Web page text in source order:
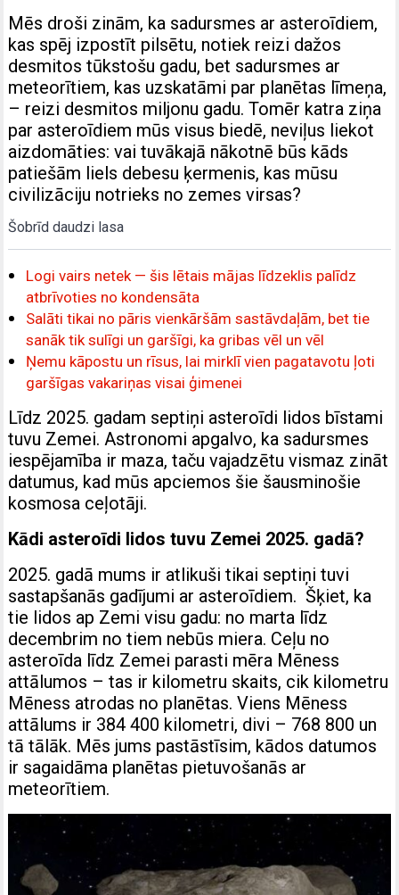
Mēs droši zinām, ka sadursmes ar asteroīdiem,
kas spēj izpostīt pilsētu, notiek reizi dažos
desmitos tūkstošu gadu, bet sadursmes ar
meteorītiem, kas uzskatāmi par planētas līmeņa,
– reizi desmitos miljonu gadu. Tomēr katra ziņa
par asteroīdiem mūs visus biedē, neviļus liekot
aizdomāties: vai tuvākajā nākotnē būs kāds
patiešām liels debesu ķermenis, kas mūsu
civilizāciju notrieks no zemes virsas?
Šobrīd daudzi lasa
Logi vairs netek — šis lētais mājas līdzeklis palīdz
atbrīvoties no kondensāta
Salāti tikai no pāris vienkāršām sastāvdaļām, bet tie
sanāk tik sulīgi un garšīgi, ka gribas vēl un vēl
Ņemu kāpostu un rīsus, lai mirklī vien pagatavotu ļoti
garšīgas vakariņas visai ģimenei
Līdz 2025. gadam septiņi asteroīdi lidos bīstami
tuvu Zemei. Astronomi apgalvo, ka sadursmes
iespējamība ir maza, taču vajadzētu vismaz zināt
datumus, kad mūs apciemos šie šausminošie
kosmosa ceļotāji.
Kādi asteroīdi lidos tuvu Zemei 2025. gadā?
2025. gadā mums ir atlikuši tikai septiņi tuvi
sastapšanās gadījumi ar asteroīdiem. Šķiet, ka
tie lidos ap Zemi visu gadu: no marta līdz
decembrim no tiem nebūs miera. Ceļu no
asteroīda līdz Zemei parasti mēra Mēness
attālumos – tas ir kilometru skaits, cik kilometru
Mēness atrodas no planētas. Viens Mēness
attālums ir 384 400 kilometri, divi – 768 800 un
tā tālāk. Mēs jums pastāstīsim, kādos datumos
ir sagaidāma planētas pietuvošanās ar
meteorītiem.